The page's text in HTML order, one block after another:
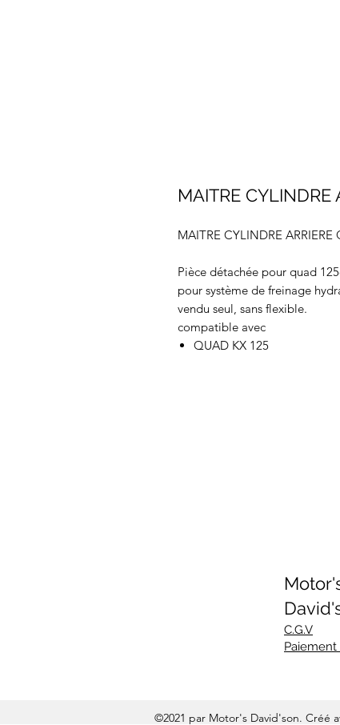
MAITRE CYLINDRE
MAITRE CYLINDRE ARRIERE
Pièce détachée pour quad
pour système de freinage
vendu seul, sans flexible.
compatible avec
QUAD KX 125
C.G.V
Paiement
©2021 par Motor's David'son. Créé